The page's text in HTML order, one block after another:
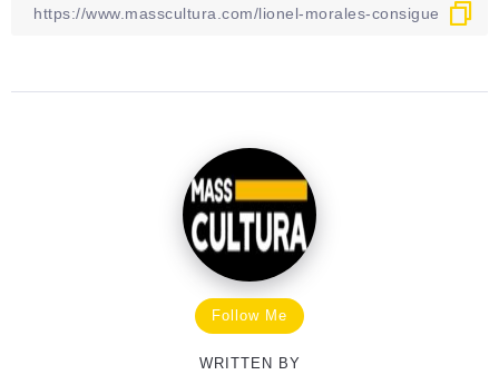
Follow Me
WRITTEN BY